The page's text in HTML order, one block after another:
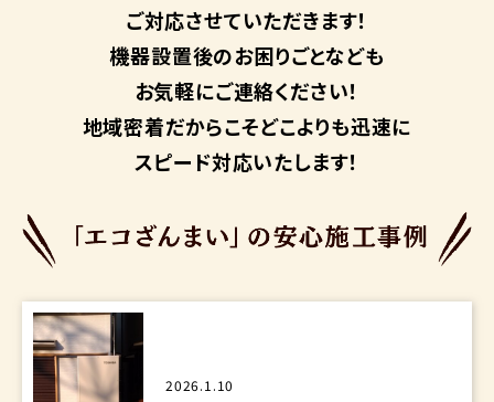
ご対応させていただきます！
機器設置後のお困りごとなども
お気軽にご連絡ください！
地域密着だからこそどこよりも迅速に
スピード対応いたします！
2026.1.10